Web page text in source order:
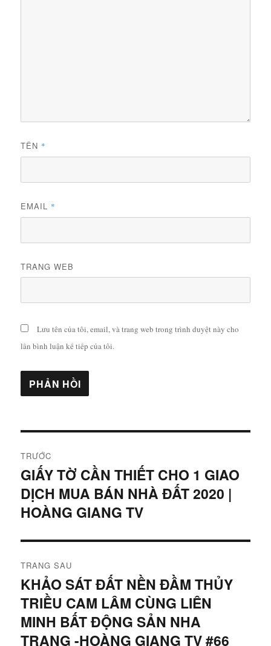
TÊN *
EMAIL *
TRANG WEB
Lưu tên của tôi, email, và trang web trong trình duyệt này cho
lần bình luận kế tiếp của tôi.
hướng
bài
viết
TRƯỚC
Bài
viết
trước:
GIẤY TỜ CẦN THIẾT CHO 1 GIAO
DỊCH MUA BÁN NHÀ ĐẤT 2020 |
HOÀNG GIANG TV
TRANG SAU
Bài
tiếp
theo:
KHẢO SÁT ĐẤT NỀN ĐẦM THỦY
TRIỀU CAM LÂM CÙNG LIÊN
MINH BẤT ĐỘNG SẢN NHA
TRANG -HOÀNG GIANG TV #66